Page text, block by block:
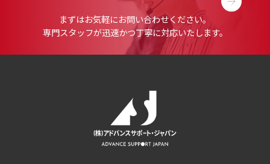
まずはお気軽にお問い合わせください。
専門スタッフが迅速かつ丁寧に対応いたします。